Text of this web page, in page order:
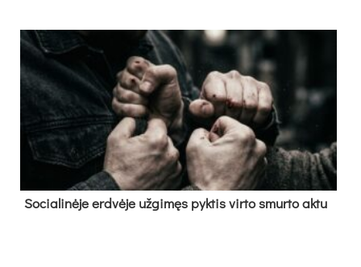
So­cia­li­nė­je erd­vė­je už­gi­męs pyk­tis vir­to smur­to ak­tu